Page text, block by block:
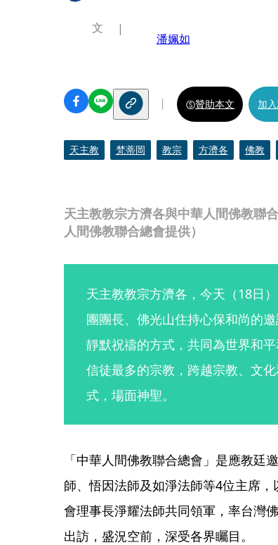
天主教教宗方濟各與中華人間佛教聯
人間佛教聯合總會提供）
文
潘姵如
贊助本文 加
天主教 梵蒂岡 教宗 方濟各 佛教
天主教教宗方濟各，今天（18日
團團長、佛光山住持心保和尚的
靜默祝禱的方式，共同為世界和
信徒最多的宗教，跨越宗教、文
式，場面神聖。
「中華人間佛教聯合總會」是應教廷
師、悟因法師及如淨法師等4位主席
會理事長淨耀法師共同領軍，率台灣
出訪，盛況空前，深受各界矚目。